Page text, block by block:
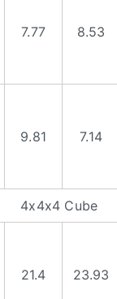
7.77 8.53
9.81 7.14
4x4x4 Cube
21.4 23.93